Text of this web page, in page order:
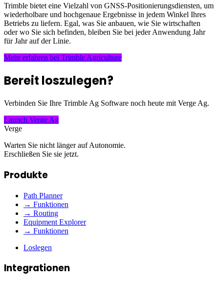
Trimble bietet eine Vielzahl von GNSS-Positionierungsdiensten, um
wiederholbare und hochgenaue Ergebnisse in jedem Winkel Ihres
Betriebs zu liefern. Egal, was Sie anbauen, wie Sie wirtschaften
oder wo Sie sich befinden, bleiben Sie bei jeder Anwendung Jahr
für Jahr auf der Linie.
Mehr erfahren bei Trimble Agriculture
Bereit loszulegen?
Verbinden Sie Ihre Trimble Ag Software noch heute mit Verge Ag.
Launch Verge Ag
Verge
Warten Sie nicht länger auf Autonomie.
Erschließen Sie sie jetzt.
Produkte
Path Planner
→ Funktionen
→ Routing
Equipment Explorer
→ Funktionen
Loslegen
Integrationen